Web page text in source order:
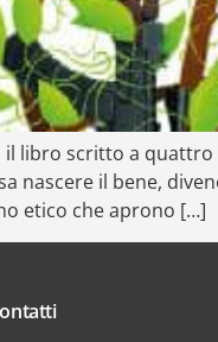
libro scritto a
nascere il bene,
etico che aprono […]